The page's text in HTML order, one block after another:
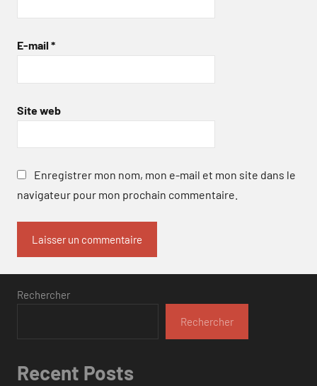
E-mail *
Site web
Enregistrer mon nom, mon e-mail et mon site dans le
navigateur pour mon prochain commentaire.
Rechercher
Rechercher
Recent Posts